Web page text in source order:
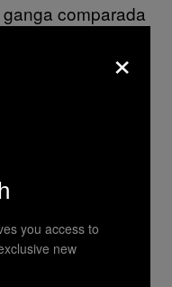
comparada
Un poco
— hasta 25.000
probablemente
indicó.
de un
en salud de
de una
de las
×
you access to
new